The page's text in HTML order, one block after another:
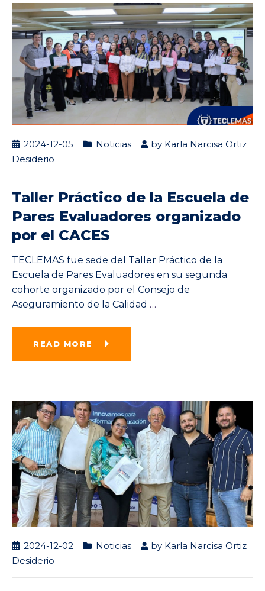
2024-12-05 Noticias by Karla Narcisa Ortiz
Desiderio
Taller Práctico de la Escuela de
Pares Evaluadores organizado
por el CACES
TECLEMAS fue sede del Taller Práctico de la
Escuela de Pares Evaluadores en su segunda
cohorte organizado por el Consejo de
Aseguramiento de la Calidad …
READ MORE
2024-12-02 Noticias by Karla Narcisa Ortiz
Desiderio